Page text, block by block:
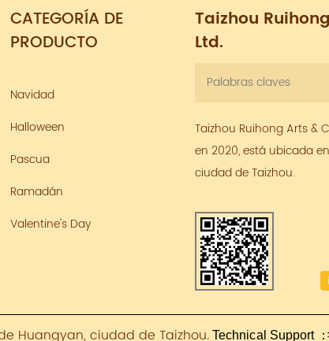
CATEGORÍA DE
PRODUCTO
Navidad
Halloween
Pascua
Ramadán
Valentine's Day
Taizhou
Ltd.
Taizhou Ruihong Arts &
en 2020, está ubicada
ciudad de Taizhou.
Huangyan, ciudad de Taizhou.